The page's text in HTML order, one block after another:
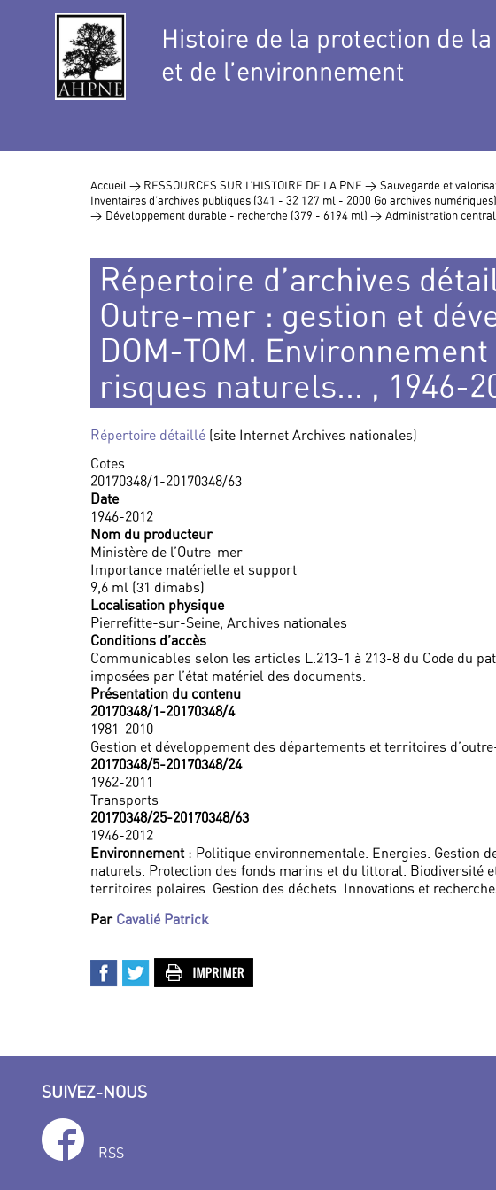
Histoire de la protection de
et de l’environnement
Accueil > RESSOURCES SUR L’HISTOIRE DE LA PNE > Sauvegarde et
Inventaires d’archives publiques (341 - 32 127 ml - 2000 Go archives
> Développement durable - recherche (379 - 6194 ml) > Administration
Répertoire d’archives
Outre-mer : gestion et
DOM-TOM.
risques naturels... , 1946-
Répertoire détaillé (site Internet Archives nationales)
Cotes
20170348/1-20170348/63
Date
1946-2012
Nom du producteur
Ministère de l’Outre-mer
Importance matérielle et support
9,6 ml (31 dimabs)
Localisation physique
Pierrefitte-sur-Seine, Archives nationales
Conditions d’accès
Communicables selon les articles L.213-1 à 213-8 du Code du
imposées par l’état matériel des documents.
Présentation du contenu
20170348/1-20170348/4
1981-2010
Gestion et développement des départements et territoires
20170348/5-20170348/24
1962-2011
Transports
20170348/25-20170348/63
1946-2012
Environnement: Politique environnementale. Energies. Gestion
naturels. Protection des fonds marins et du littoral. Biodiversité
territoires polaires. Gestion des déchets. Innovations et
Par Cavalié Patrick
SUIVEZ-NOUS
RSS